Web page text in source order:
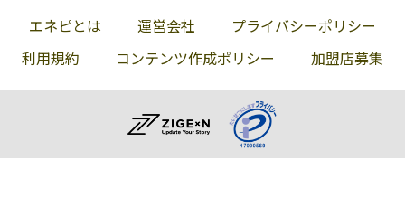
エネピとは 運営会社
プライバシーポリシー
利用規約
コンテンツ作成ポリシー 加盟店募集